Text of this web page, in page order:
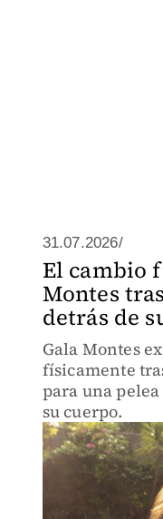
31.07.2026/
El cambio
Montes
detrás de
Gala Montes
físicamente
para una
su cuerpo.